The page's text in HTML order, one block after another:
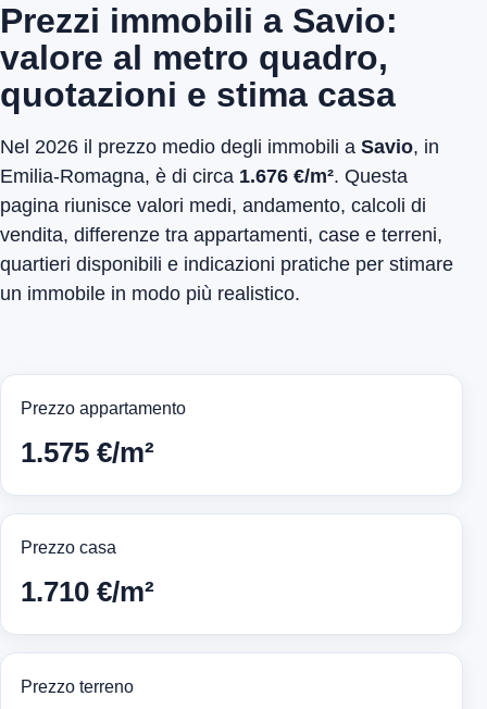
Prezzi immobili a Savio:
valore al metro quadro,
quotazioni e stima casa
Nel 2026 il prezzo medio degli immobili a Savio, in
Emilia-Romagna, è di circa 1.676 €/m². Questa
pagina riunisce valori medi, andamento, calcoli di
vendita, differenze tra appartamenti, case e terreni,
quartieri disponibili e indicazioni pratiche per stimare
un immobile in modo più realistico.
Prezzo appartamento
1.575 €/m²
Prezzo casa
1.710 €/m²
Prezzo terreno